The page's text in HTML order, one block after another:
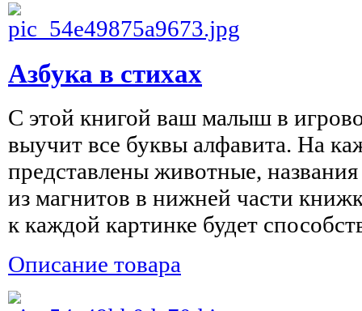
Азбука в стихах
С этой книгой ваш малыш в
выучит все буквы алфавита. На
представлены животные,
из магнитов в нижней части
к каждой картинке будет
Описание товара